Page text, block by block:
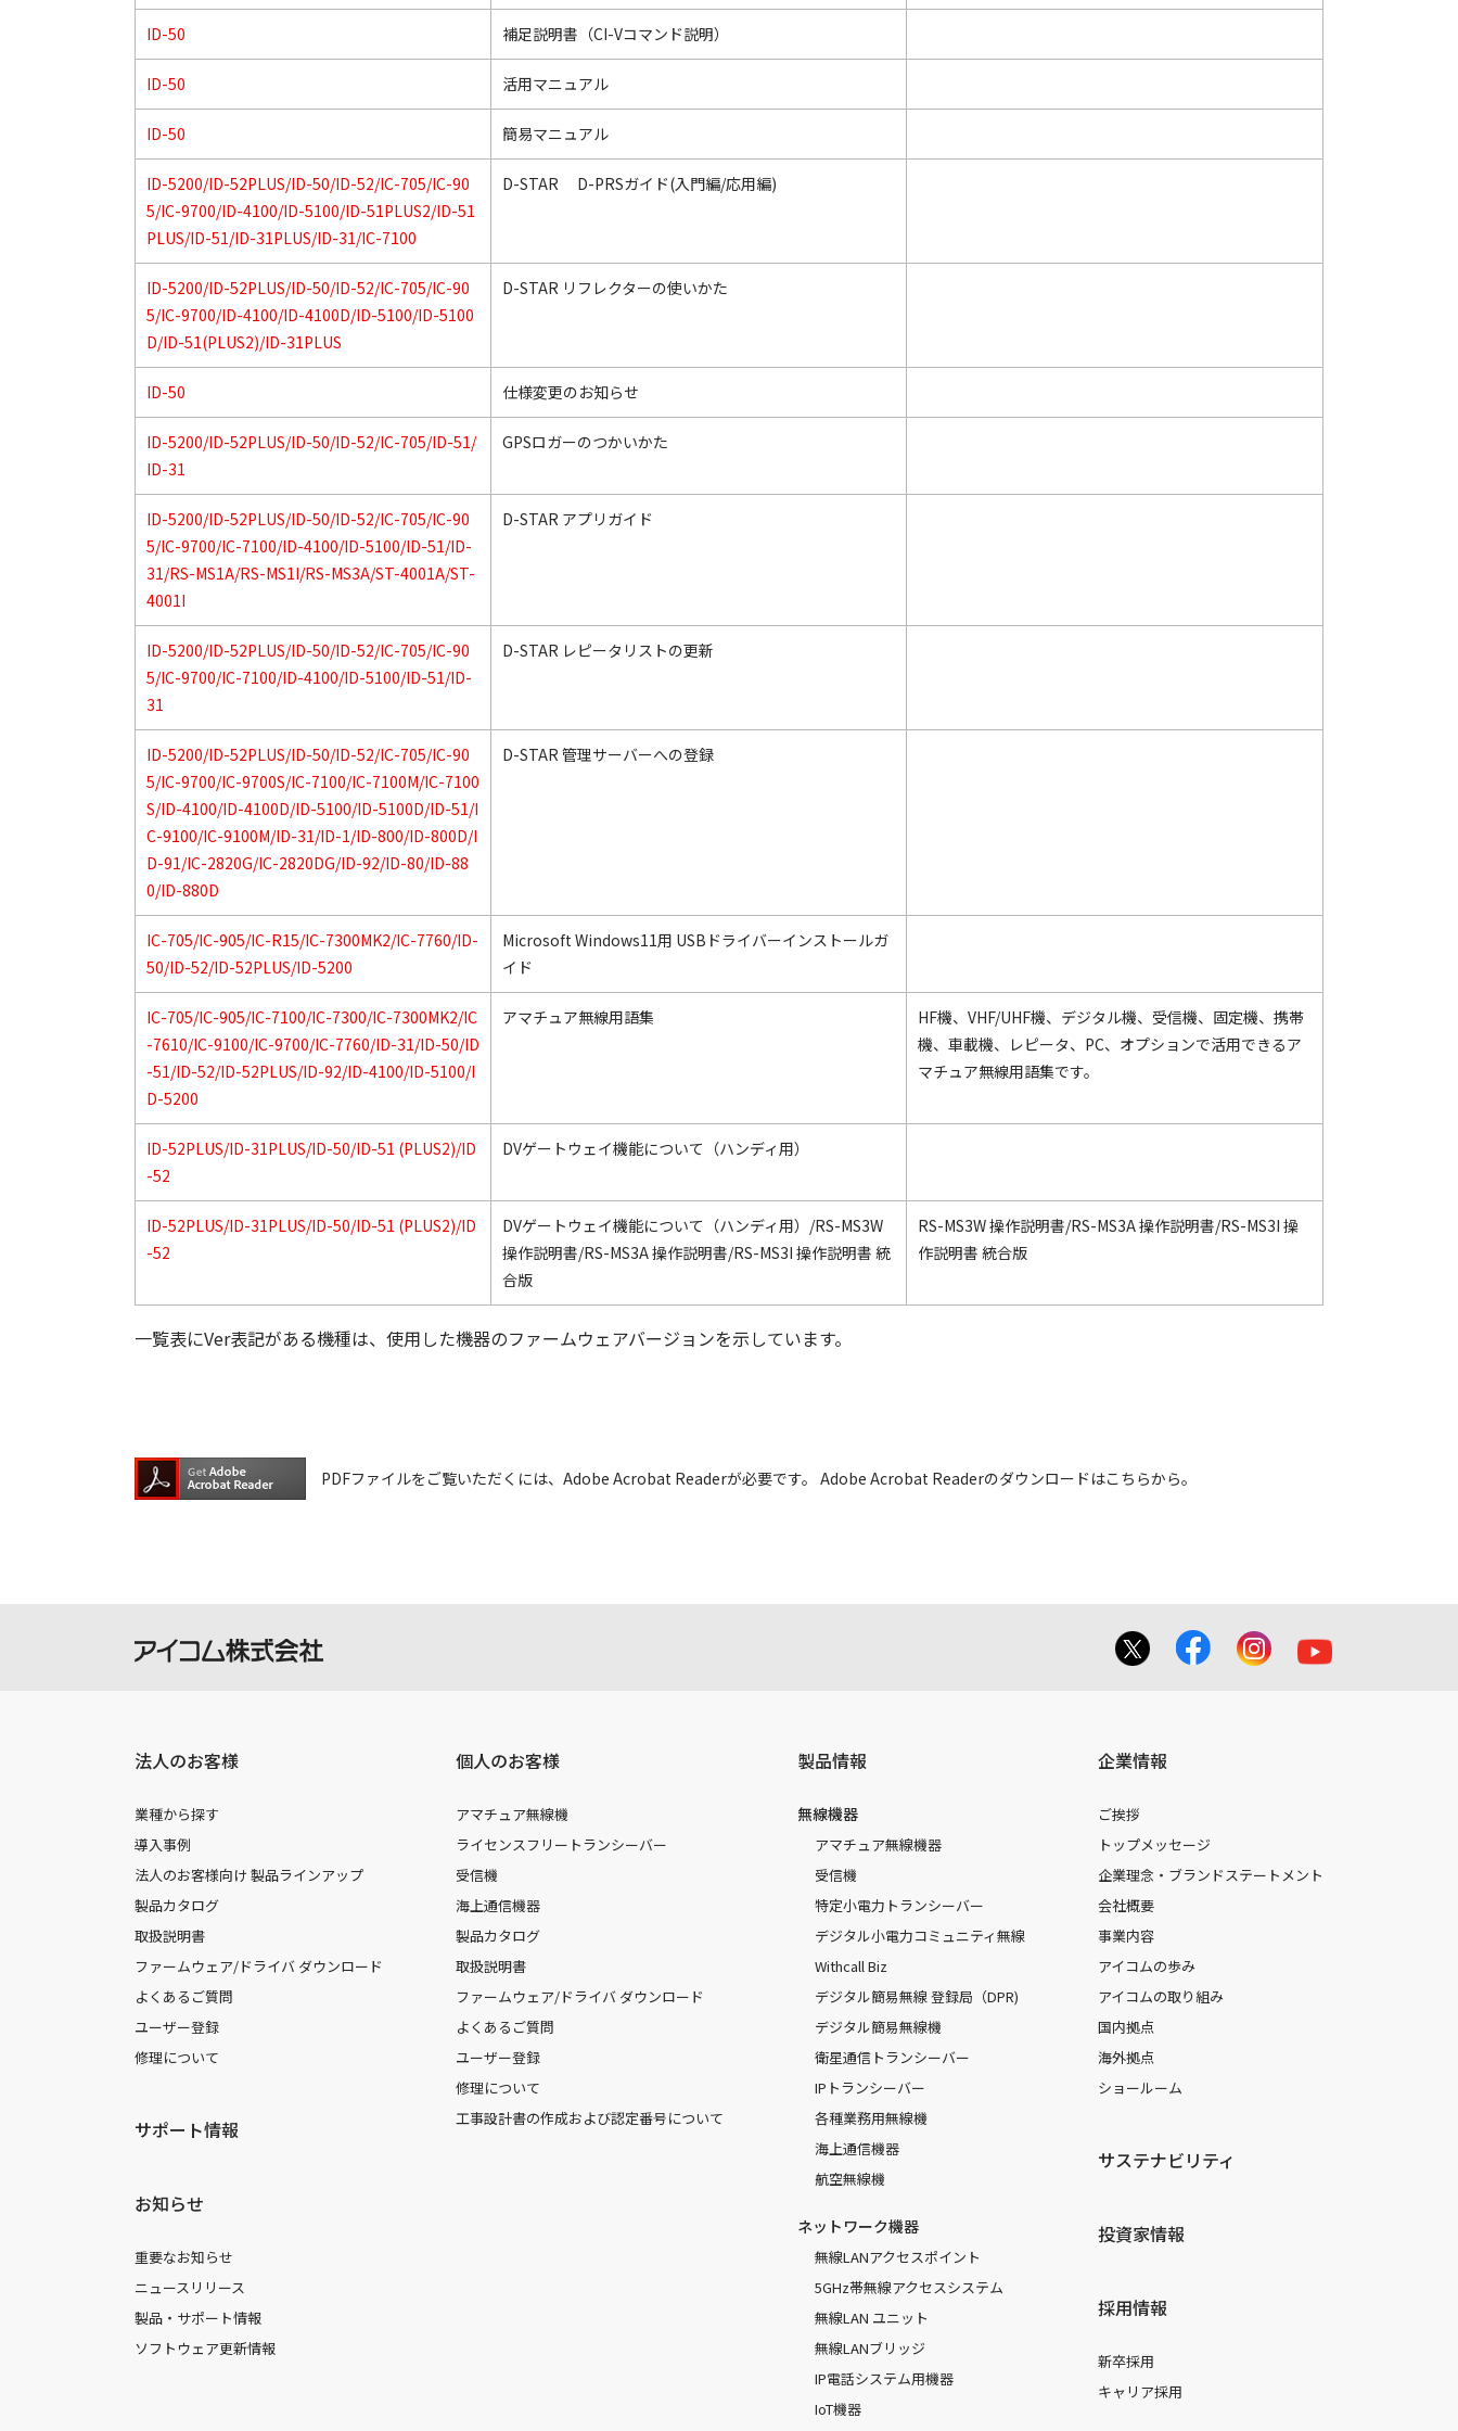
ID-50 補足説明書（CI-Vコマンド説明）
ID-50 活用マニュアル
ID-50 簡易マニュアル
ID-5200/ID-52PLUS/ID-50/ID-52/IC-705/IC-90
5/IC-9700/ID-4100/ID-5100/ID-51PLUS2/ID-51
PLUS/ID-51/ID-31PLUS/ID-31/IC-7100
D-STAR D-PRSガイド(入門編/応用編)
ID-5200/ID-52PLUS/ID-50/ID-52/IC-705/IC-90
5/IC-9700/ID-4100/ID-4100D/ID-5100/ID-5100
D/ID-51(PLUS2)/ID-31PLUS
D-STAR リフレクターの使いかた
ID-50 仕様変更のお知らせ
ID-5200/ID-52PLUS/ID-50/ID-52/IC-705/ID-51/
ID-31
GPSロガーのつかいかた
ID-5200/ID-52PLUS/ID-50/ID-52/IC-705/IC-90
5/IC-9700/IC-7100/ID-4100/ID-5100/ID-51/ID-
31/RS-MS1A/RS-MS1I/RS-MS3A/ST-4001A/ST-
4001I
D-STAR アプリガイド
ID-5200/ID-52PLUS/ID-50/ID-52/IC-705/IC-90
5/IC-9700/IC-7100/ID-4100/ID-5100/ID-51/ID-
31
D-STAR レピータリストの更新
ID-5200/ID-52PLUS/ID-50/ID-52/IC-705/IC-90
5/IC-9700/IC-9700S/IC-7100/IC-7100M/IC-7100
S/ID-4100/ID-4100D/ID-5100/ID-5100D/ID-51/I
C-9100/IC-9100M/ID-31/ID-1/ID-800/ID-800D/I
D-91/IC-2820G/IC-2820DG/ID-92/ID-80/ID-88
0/ID-880D
D-STAR 管理サーバーへの登録
IC-705/IC-905/IC-R15/IC-7300MK2/IC-7760/ID-
50/ID-52/ID-52PLUS/ID-5200
Microsoft Windows11用 USBドライバーインストールガ
イド
IC-705/IC-905/IC-7100/IC-7300/IC-7300MK2/IC
-7610/IC-9100/IC-9700/IC-7760/ID-31/ID-50/ID
-51/ID-52/ID-52PLUS/ID-92/ID-4100/ID-5100/I
D-5200
アマチュア無線用語集
HF機、VHF/UHF機、デジタル機、受信機、固定機、携帯
機、車載機、レピータ、PC、オプションで活用できるア
マチュア無線用語集です。
ID-52PLUS/ID-31PLUS/ID-50/ID-51 (PLUS2)/ID
-52
DVゲートウェイ機能について（ハンディ用）
ID-52PLUS/ID-31PLUS/ID-50/ID-51 (PLUS2)/ID
-52
DVゲートウェイ機能について（ハンディ用）/RS-MS3W
操作説明書/RS-MS3A 操作説明書/RS-MS3I 操作説明書 統
合版
RS-MS3W 操作説明書/RS-MS3A 操作説明書/RS-MS3I 操
作説明書 統合版
一覧表にVer表記がある機種は、使用した機器のファームウェアバージョンを示しています。
PDFファイルをご覧いただくには、Adobe Acrobat Readerが必要です。 Adobe Acrobat Readerのダウンロードはこちらから。
法人のお客様
業種から探す
導入事例
法人のお客様向け 製品ラインアップ
製品カタログ
取扱説明書
ファームウェア/ドライバ ダウンロード
よくあるご質問
ユーザー登録
修理について
サポート情報
お知らせ
重要なお知らせ
ニュースリリース
製品・サポート情報
ソフトウェア更新情報
個人のお客様
アマチュア無線機
ライセンスフリートランシーバー
受信機
海上通信機器
製品カタログ
取扱説明書
ファームウェア/ドライバ ダウンロード
よくあるご質問
ユーザー登録
修理について
工事設計書の作成および認定番号について
製品情報
無線機器
アマチュア無線機器
受信機
特定小電力トランシーバー
デジタル小電力コミュニティ無線
Withcall Biz
デジタル簡易無線 登録局（DPR)
デジタル簡易無線機
衛星通信トランシーバー
IPトランシーバー
各種業務用無線機
海上通信機器
航空無線機
ネットワーク機器
無線LANアクセスポイント
5GHz帯無線アクセスシステム
無線LAN ユニット
無線LANブリッジ
IP電話システム用機器
IoT機器
企業情報
ご挨拶
トップメッセージ
企業理念・ブランドステートメント
会社概要
事業内容
アイコムの歩み
アイコムの取り組み
国内拠点
海外拠点
ショールーム
サステナビリティ
投資家情報
採用情報
新卒採用
キャリア採用